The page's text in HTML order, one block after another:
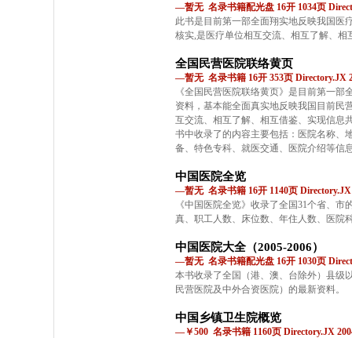
—暂无 名录书籍配光盘 16开 1034页
此书是目前第一部全面翔实地反映我国医
核实,是医疗单位相互交流、相互了解、相
全国民营医院联络黄页
—暂无 名录书籍 16开 353页 Directory.JX
《全国民营医院联络黄页》是目前第一
资料，基本能全面真实地反映我国目前民
互交流、相互了解、相互借鉴、实现信息
书中收录了的内容主要包括：医院名称、
备、特色专科、就医交通、医院介绍等信
中国医院全览
—暂无 名录书籍 16开 1140页 Directory.JX
《中国医院全览》收录了全国31个省、
真、职工人数、床位数、年住人数、医院
中国医院大全（2005-2006）
—暂无 名录书籍配光盘 16开 1030页
本书收录了全国（港、澳、台除外）县级
民营医院及中外合资医院）的最新资料。
中国乡镇卫生院概览
—￥500 名录书籍 1160页 Directory.JX